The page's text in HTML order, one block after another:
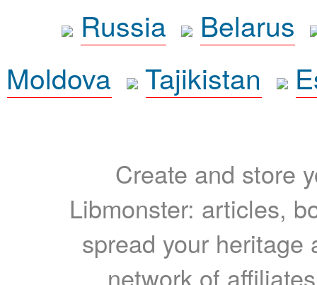
Russia
Belarus
Moldova
Tajikistan
Create and store
Libmonster: articles,
spread your heritage
network of